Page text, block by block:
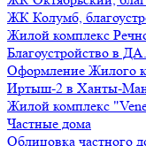
ЖК Колумб,
Жилой комплекс
Благоустройство в
Оформление Жилого
Иртыш-2 в Ханты-
Жилой комплекс
Частные дома
Облицовка частного